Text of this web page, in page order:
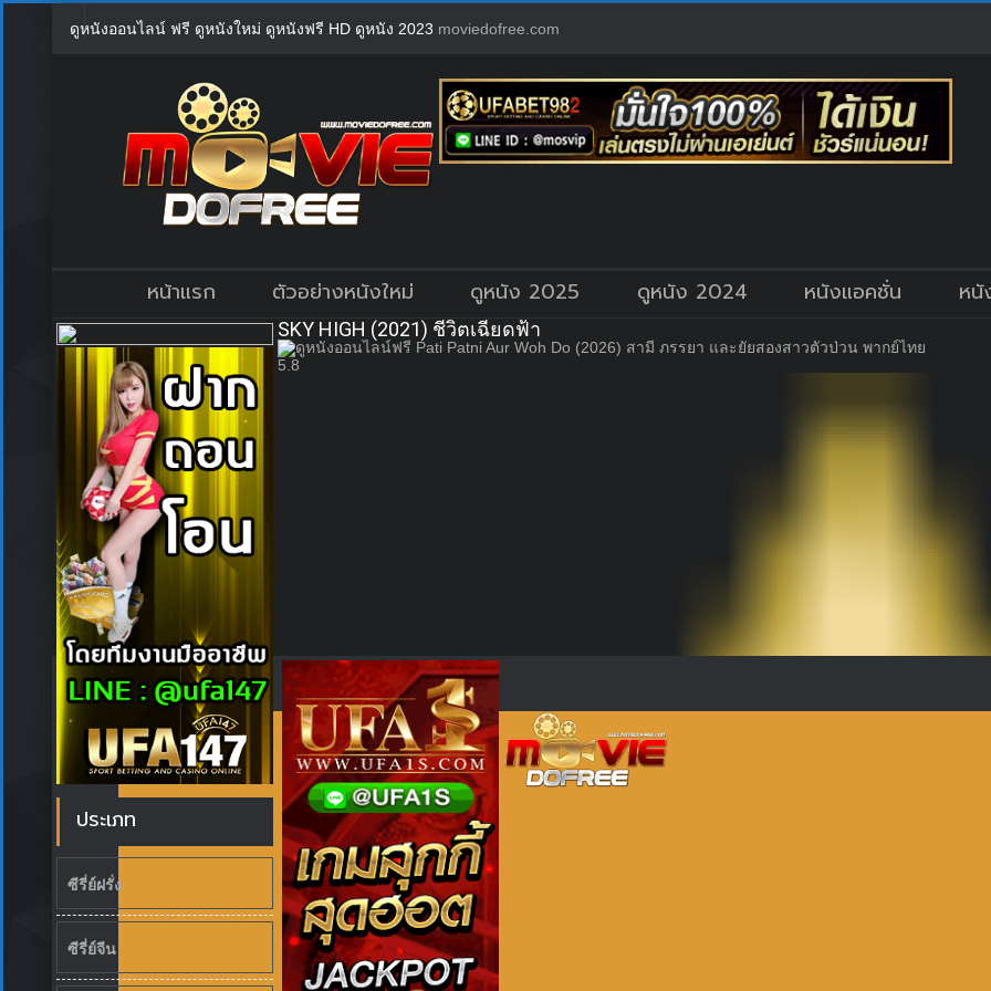
ดูหนังออนไลน์ ฟรี ดูหนังใหม่ ดูหนังฟรี HD ดูหนัง 2023 moviedofree.com
หน้าแรก ตัวอย่างหนังใหม่ ดูหนัง 2025 ดูหนัง 2024 หนังแอคชั่น หนั
ประเภท
ซีรี่ย์ฝรั่ง
ซีรี่ย์จีน
SKY HIGH (2021) ชีวิตเฉียดฟ้า
5.8